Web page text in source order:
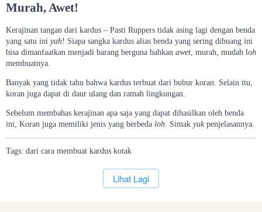
Murah, Awet!
Kerajinan tangan dari kardus – Pasti Ruppers tidak asing lagi dengan benda
yang satu ini yah! Siapa sangka kardus alias benda yang sering dibuang ini
bisa dimanfaatkan menjadi barang berguna bahkan awet, murah, mudah loh
membuatnya.
Banyak yang tidak tahu bahwa kardus terbuat dari bubur koran. Selain itu,
koran juga dapat di daur ulang dan ramah lingkungan.
Sebelum membahas kerajinan apa saja yang dapat dihasilkan oleh benda
ini, Koran juga memiliki jenis yang berbeda loh. Simak yukpenjelasannya.
Tags: dari cara membuat kardus kotak
`Lihat Lagi